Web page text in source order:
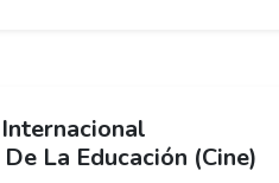
La Educación (Cine)